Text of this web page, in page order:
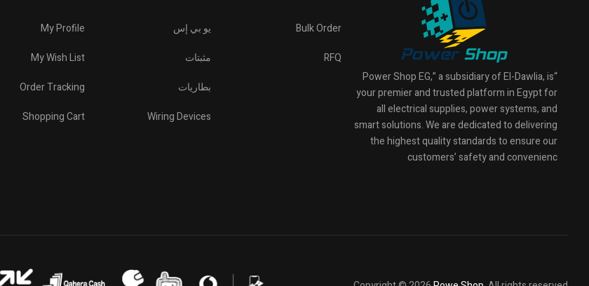
“Power Shop EG,” a subsidiary of El-Dawlia, is
your premier and trusted platform in Egypt for
all electrical supplies, power systems, and
smart solutions. We are dedicated to delivering
the highest quality standards to ensure our
customers’ safety and convenienc
Bulk Order
RFQ
يو بي إس
مثبتات
بطاريات
Wiring Devices
My Profile
My Wish List
Order Tracking
Shopping Cart